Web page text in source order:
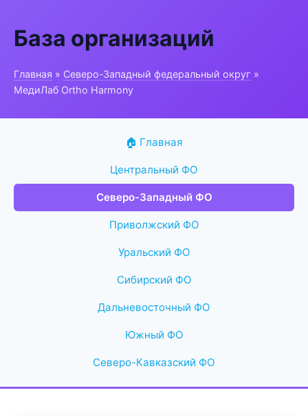
База организаций
Главная » Северо-Западный федеральный округ »
МедиЛаб Ortho Harmony
🏠 Главная
Центральный ФО
Северо-Западный ФО
Приволжский ФО
Уральский ФО
Сибирский ФО
Дальневосточный ФО
Южный ФО
Северо-Кавказский ФО